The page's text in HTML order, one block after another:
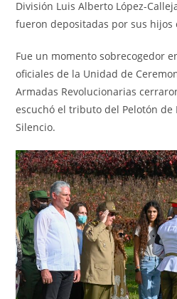
División Luis Alberto López-
fueron depositadas por sus hijos
Fue un momento sobrecogedor
oficiales de la Unidad de
Armadas Revolucionarias
escuchó el tributo del Pelotón de
Silencio.